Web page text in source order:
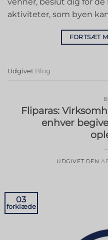
aktiviteter, som byen kan
FORTSÆT
Udgivet Blog
Fliparas:
enhver
UDGIVET DEN
03
forklæde